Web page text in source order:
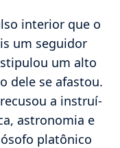
interior que o
um seguidor
um alto
dele se afastou.
a instruí-
astronomia e
platônico